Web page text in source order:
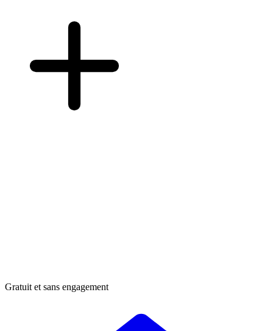
Gratuit et sans engagement